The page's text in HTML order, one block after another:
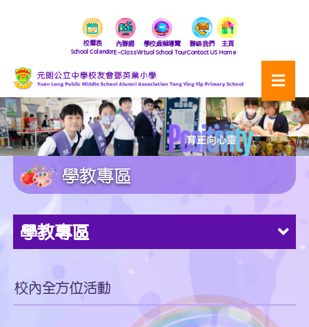
校曆表
School Calendar
內聯網
E-Class
學校虛擬導覽
Virtual School Tour
聯絡我們
Contact US
主頁
Home
學教專區
學教專區
校內全方位活動